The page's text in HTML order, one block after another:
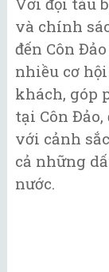
và chính
đến Côn
nhiều cơ
khách, góp
tại Côn
với cảnh
cả những
nước.